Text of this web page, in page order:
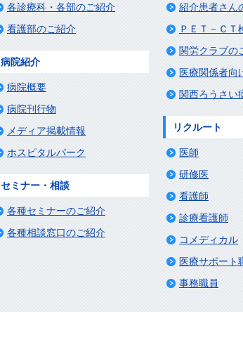
各診療科・各部のご紹介
看護部のご紹介
病院紹介
病院概要
病院刊行物
メディア掲載情報
ホスピタルパーク
セミナー・相談
各種セミナーのご紹介
各種相談窓口のご紹介
紹介患者さん
ＰＥＴ－ＣＴ
関労クラブの
医療関係者向
関西ろうさい
リクルート
医師
研修医
看護師
診療看護師
コメディカル
医療サポート
事務職員